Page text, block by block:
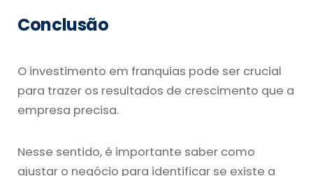
Conclusão
O investimento em franquias pode ser crucial
para trazer os resultados de crescimento que a
empresa precisa.
Nesse sentido, é importante saber como
ajustar o negócio para identificar se existe a